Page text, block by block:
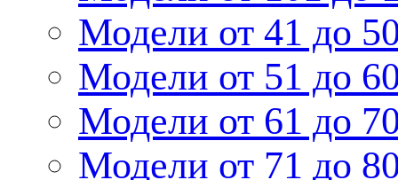
Модели от 41 до
Модели от 51 до
Модели от 61 до
Модели от 71 до